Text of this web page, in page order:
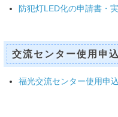
防犯灯LED化の申請書・
交流センター使用申
福光交流センター使用申